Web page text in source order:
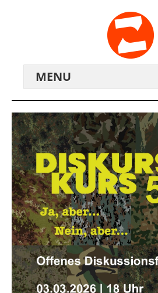
MENU
ARCHIV
WIR ÜBER UNS
ANREISE
KONTAKTE
ZENTRALWERK E.V.
GENOSSENSCHAFT
MIETER:INNEN
DER ORT UND SEINE GESCHICHTE